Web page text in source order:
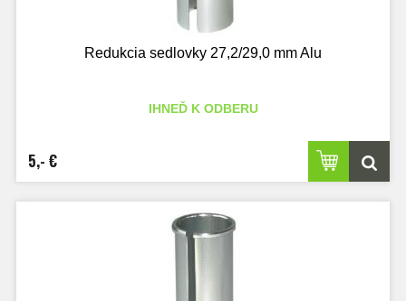
Redukcia sedlovky 27,2/29,0 mm Alu
IHNEĎ K ODBERU
5,- €